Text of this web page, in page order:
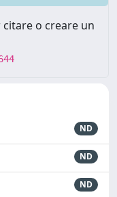
o creare un
ND
ND
ND